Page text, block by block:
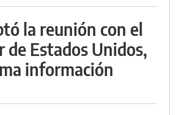
la reunión con el
de Estados Unidos,
información